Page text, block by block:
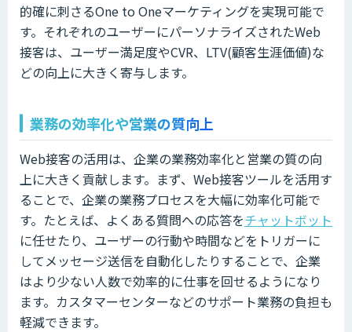
的確に刺さるOne to Oneマーケティングを実現可能で
す。それぞれのユーザーにパーソナライズされたWeb
接客は、ユーザー満足度やCVR、LTV(顧客生涯価値)な
どの向上に大きく寄与します。
業務の効率化や営業の質向上
Web接客の活用は、企業の業務効率化と営業の質の向
上に大きく貢献します。まず、Web接客ツールを活用す
ることで、企業の業務プロセスを大幅に効率化可能で
す。たとえば、よくある質問への応答をチャットボット
に任せたり、ユーザーの行動や時間などをトリガーに
してメッセージ送信を自動化したりすることで、企業
はより少ない人数で効率的に仕事を回せるようになり
ます。カスタマーセンターなどのサポート業務の負担も
軽減できます。